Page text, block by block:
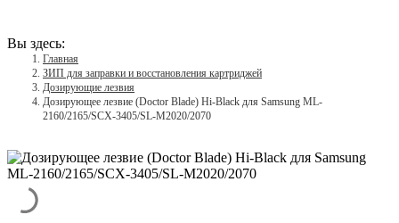
Вы здесь:
Главная
ЗИП для заправки и восстановления картриджей
Дозирующие лезвия
Дозирующее лезвие (Doctor Blade) Hi-Black для Samsung ML-
2160/2165/SCX-3405/SL-M2020/2070